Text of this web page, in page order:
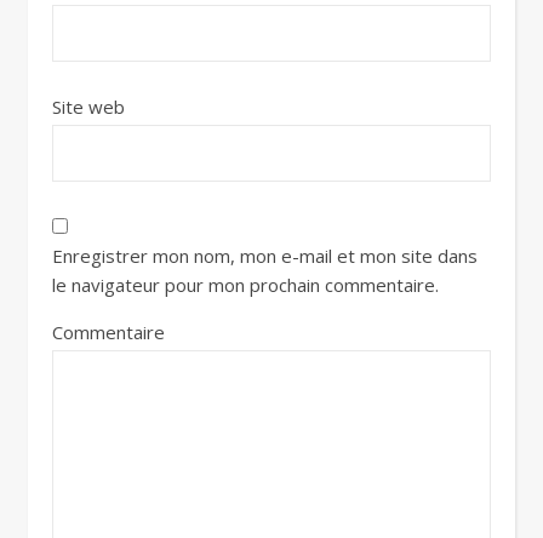
Site web
Enregistrer mon nom, mon e-mail et mon site dans
le navigateur pour mon prochain commentaire.
Commentaire